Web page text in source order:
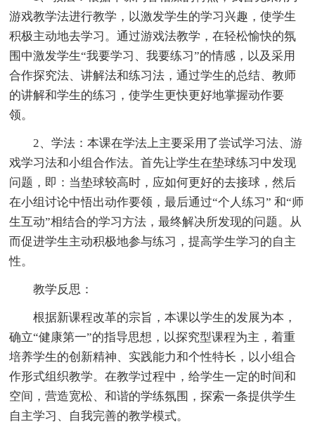
游戏教学法进行教学，以激发学生的学习兴趣，使学生
积极主动地去学习。通过游戏法教学，在轻松愉快的氛
围中激发学生“我要学习、我要练习”的情感，以及采用
合作探究法、讲解法和练习法，通过学生的总结、教师
的讲解和学生的练习，使学生更快更好地掌握动作要
领。
2、学法：本课在学法上主要采用了尝试学习法、游
戏学习法和小组合作法。首先让学生在垫球练习中发现
问题，即：当垫球较高时，应如何更好的去接球，然后
在小组讨论中悟出动作要领，最后通过“个人练习” 和“师
生互动”相结合的学习方法，最终解决所发现的问题。从
而促进学生主动积极地参与练习，提高学生学习的自主
性。
教学反思：
根据新课程改革的宗旨，本课以学生的发展为本，
确立“健康第一”的指导思想，以探究型课程为主，着重
培养学生的创新精神、实践能力和个性特长，以小组合
作形式组织教学。在教学过程中，给学生一定的时间和
空间，营造宽松、和谐的学练氛围，探索一条提供学生
自主学习、自我完善的教学模式。